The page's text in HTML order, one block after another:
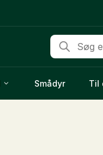
Products
search
Smådyr Til